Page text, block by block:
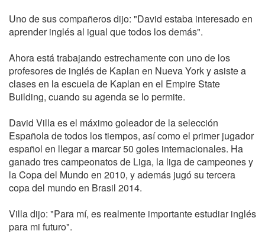
Uno de sus compañeros dijo: "David estaba interesado en
aprender inglés al igual que todos los demás".
Ahora está trabajando estrechamente con uno de los
profesores de inglés de Kaplan en Nueva York y asiste a
clases en la escuela de Kaplan en el Empire State
Building, cuando su agenda se lo permite.
David Villa es el máximo goleador de la selección
Española de todos los tiempos, así como el primer jugador
español en llegar a marcar 50 goles internacionales. Ha
ganado tres campeonatos de Liga, la liga de campeones y
la Copa del Mundo en 2010, y además jugó su tercera
copa del mundo en Brasil 2014.
Villa dijo: "Para mí, es realmente importante estudiar inglés
para mi futuro".